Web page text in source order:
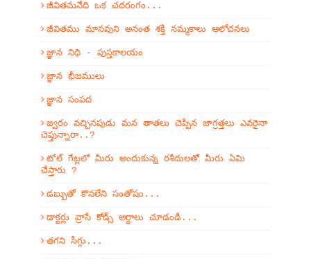
జీవితమనేది ఒక చదరంగం...
జీవితము మానవుని అనంత శక్తి నమ్మకాలు ఆలోచనలు
జ్ఞాన నిధి - పుస్తకాలయం
జ్ఞాన భీజములు
జ్ఞాన సంపద
జ్వరం వచ్చినపుడు మన తాతలు చెప్పిన జాగ్రత్తలు ఎవరైనా
చెప్తున్నారా..?
టోల్ గేట్లలో మీరు అందుకున్న రశీదులతో మీరు ఏమి
చేస్తారు ?
డబ్బుతో కొనలేని సంతోషం...
డాక్టర్లు వ్రాసే కోడ్స్ అర్ధాలు చూడండి...
తగని సిగ్గు...